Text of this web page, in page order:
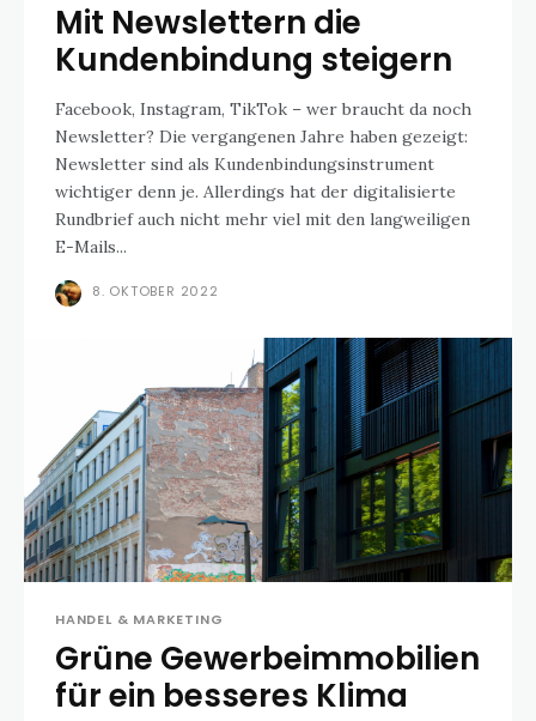
Mit Newslettern die
Kundenbindung steigern
Facebook, Instagram, TikTok – wer braucht da noch
Newsletter? Die vergangenen Jahre haben gezeigt:
Newsletter sind als Kundenbindungsinstrument
wichtiger denn je. Allerdings hat der digitalisierte
Rundbrief auch nicht mehr viel mit den langweiligen
E-Mails...
8. OKTOBER 2022
HANDEL & MARKETING
Grüne Gewerbeimmobilien
für ein besseres Klima